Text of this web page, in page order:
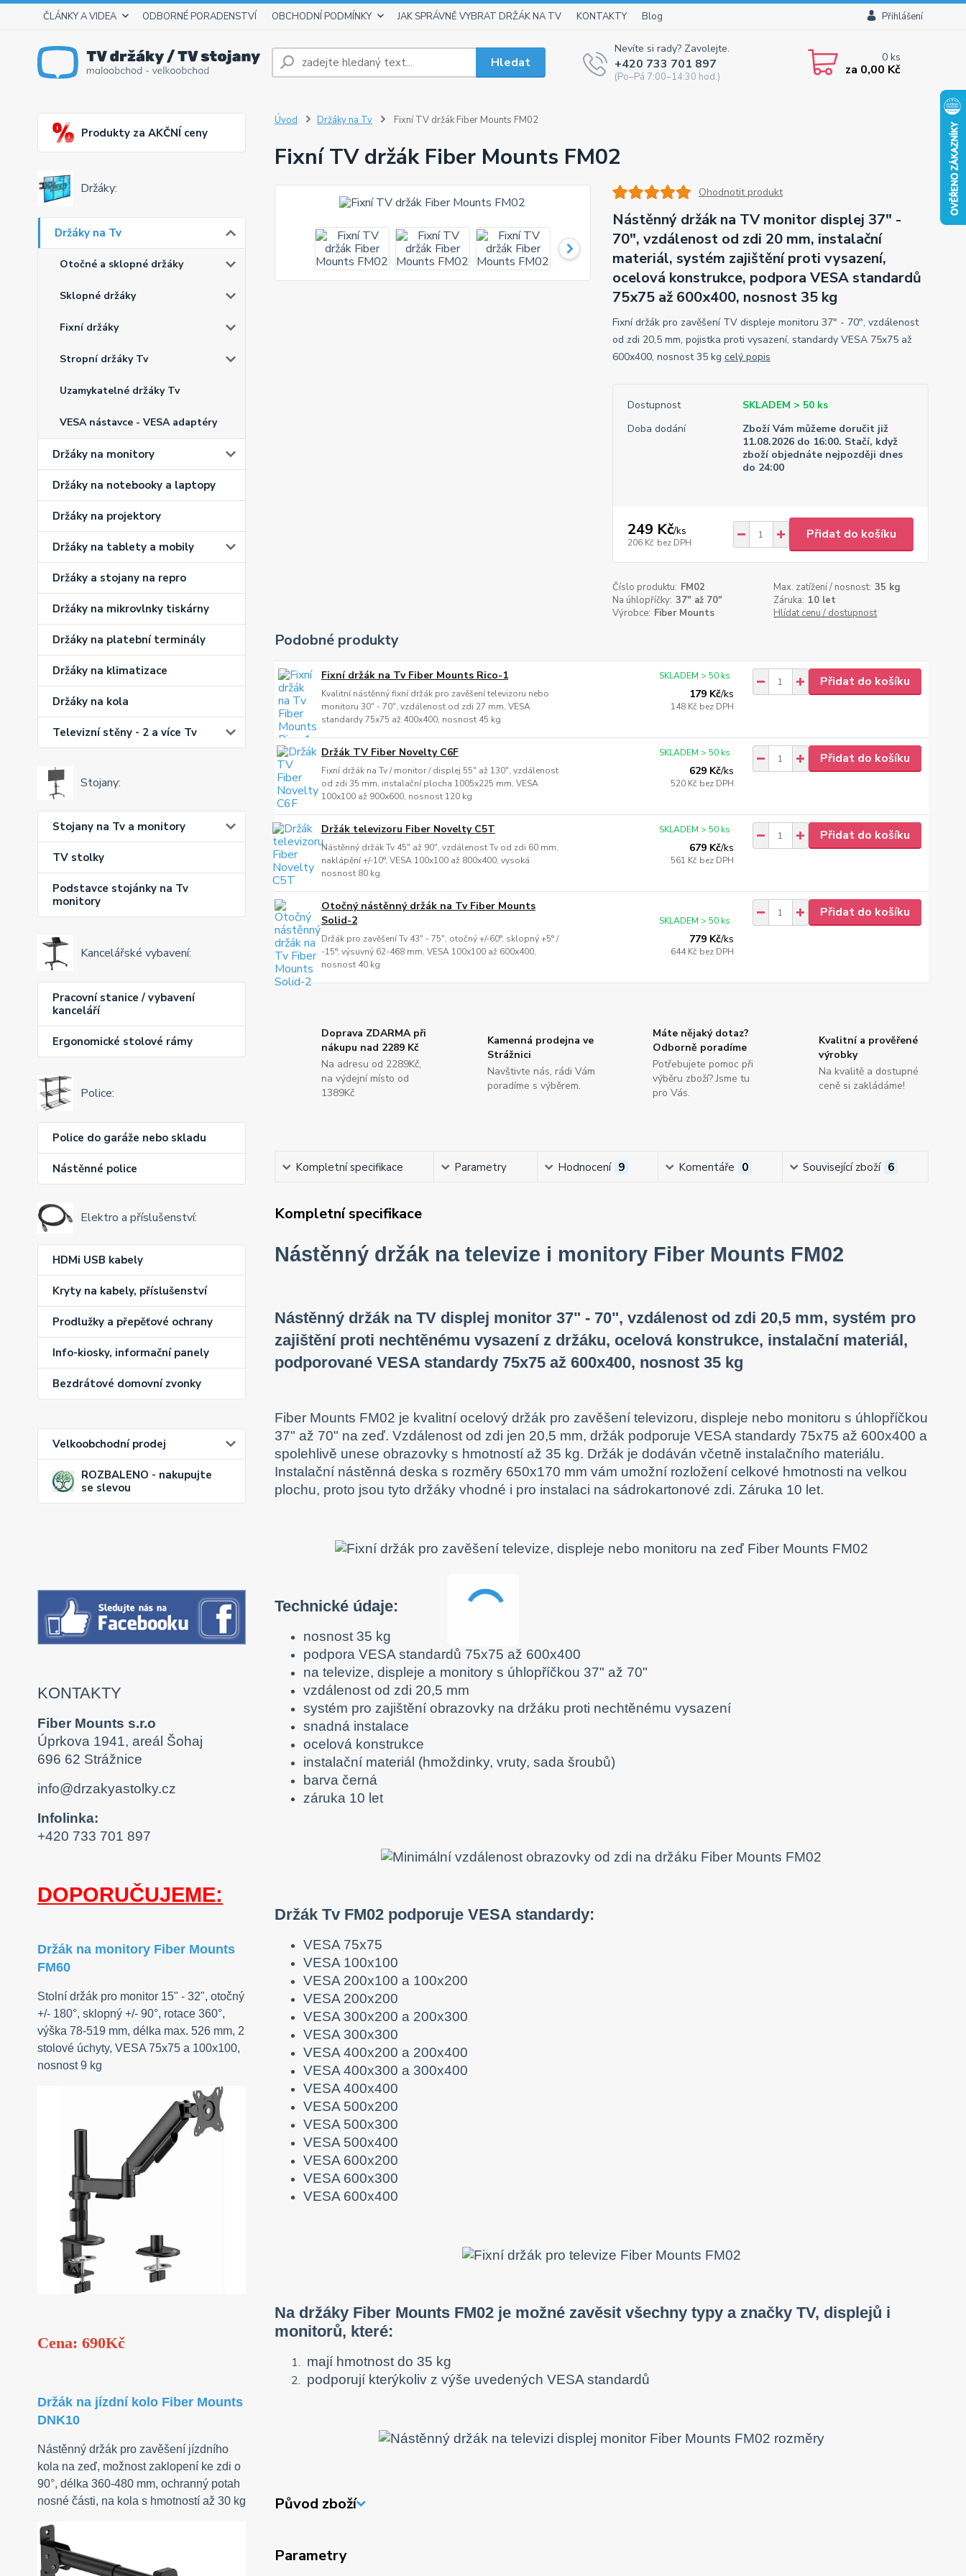
ČLÁNKY A VIDEA ODBORNÉ PORADENSTVÍ OBCHODNÍ PODMÍNKY JAK SPRÁVNĚ VYBRAT DRŽÁK NA TV KONTAKTY Blog Přihlášení
Hledat
Nevíte si rady? Zavolejte.
+420 733 701 897
(Po–Pá 7:00–14:30 hod.)
0ks
za 0,00 Kč
Produkty za AKČNÍ ceny
Držáky:
Držáky na Tv
Otočné a sklopné držáky
Sklopné držáky
Fixní držáky
Stropní držáky Tv
Uzamykatelné držáky Tv
VESA nástavce - VESA adaptéry
Držáky na monitory
Držáky na notebooky a laptopy
Držáky na projektory
Držáky na tablety a mobily
Držáky a stojany na repro
Držáky na mikrovlnky tiskárny
Držáky na platební terminály
Držáky na klimatizace
Držáky na kola
Televizní stěny - 2 a více Tv
Stojany:
Stojany na Tv a monitory
TV stolky
Podstavce stojánky na Tv
monitory
Kancelářské vybavení:
Pracovní stanice / vybavení
kanceláří
Ergonomické stolové rámy
Police:
Police do garáže nebo skladu
Nástěnné police
Elektro a příslušenství:
HDMi USB kabely
Kryty na kabely, příslušenství
Prodlužky a přepěťové ochrany
Info-kiosky, informační panely
Bezdrátové domovní zvonky
Velkoobchodní prodej
ROZBALENO - nakupujte
se slevou
KONTAKTY
Fiber Mounts s.r.o
Úprkova 1941, areál Šohaj
696 62 Strážnice
info@drzakyastolky.cz
Infolinka:
+420 733 701 897
DOPORUČUJEME:
Držák na monitory Fiber Mounts
FM60
Stolní držák pro monitor 15" - 32", otočný
+/- 180°, sklopný +/- 90°, rotace 360°,
výška 78-519 mm, délka max. 526 mm, 2
stolové úchyty, VESA 75x75 a 100x100,
nosnost 9 kg
Cena: 690Kč
Držák na jízdní kolo Fiber Mounts
DNK10
Nástěnný držák pro zavěšení jízdního
kola na zeď, možnost zaklopení ke zdi o
90°, délka 360-480 mm, ochranný potah
nosné části, na kola s hmotností až 30 kg
Úvod Držáky na Tv Fixní TV držák Fiber Mounts FM02
Fixní TV držák Fiber Mounts FM02
Ohodnotit produkt
Nástěnný držák na TV monitor displej 37" -
70", vzdálenost od zdi 20 mm, instalační
materiál, systém zajištění proti vysazení,
ocelová konstrukce, podpora VESA standardů
75x75 až 600x400, nosnost 35 kg
Fixní držák pro zavěšení TV displeje monitoru 37" - 70", vzdálenost
od zdi 20,5 mm, pojistka proti vysazení, standardy VESA 75x75 až
600x400, nosnost 35 kg celý popis
Dostupnost
SKLADEM > 50 ks
Doba dodání
Zboží Vám můžeme doručit již
11.08.2026 do 16:00. Stačí, když
zboží objednáte nejpozději dnes
do 24:00
249 Kč/ks
206 Kč bez DPH
Přidat do košíku
Číslo produktu: FM02 Max. zatížení / nosnost: 35 kg
Na úhlopříčky: 37" až 70" Záruka: 10 let
Výrobce: Fiber Mounts Hlídat cenu / dostupnost
Podobné produkty
Fixní držák na Tv Fiber Mounts Rico-1
Kvalitní nástěnný fixní držák pro zavěšení televizoru nebo
monitoru 30" - 70", vzdálenost od zdi 27 mm, VESA
standardy 75x75 až 400x400, nosnost 45 kg
179 Kč/ks
148 Kč bez DPH
SKLADEM > 50 ks Přidat do košíku
Držák TV Fiber Novelty C6F
Fixní držák na Tv / monitor / displej 55" až 130", vzdálenost
od zdi 35 mm, instalační plocha 1005x225 mm, VESA
100x100 až 900x600, nosnost 120 kg
629 Kč/ks
520 Kč bez DPH
SKLADEM > 50 ks Přidat do košíku
Držák televizoru Fiber Novelty C5T
Nástěnný držák Tv 45" až 90", vzdálenost Tv od zdi 60 mm,
naklápění +/-10°, VESA 100x100 až 800x400, vysoká
nosnost 80 kg.
679 Kč/ks
561 Kč bez DPH
SKLADEM > 50 ks Přidat do košíku
Otočný nástěnný držák na Tv Fiber Mounts
Solid-2
Držák pro zavěšení Tv 43" - 75", otočný +/-60°, sklopný +5° /
-15°, výsuvný 62-468 mm, VESA 100x100 až 600x400,
nosnost 40 kg
779 Kč/ks
644 Kč bez DPH
SKLADEM > 50 ks
Přidat do košíku
Doprava ZDARMA při
nákupu nad 2289 Kč
Na adresu od 2289Kč,
na výdejní místo od
1389Kč
Kamenná prodejna ve
Strážnici
Navštivte nás, rádi Vám
poradíme s výběrem.
Máte nějaký dotaz?
Odborně poradíme
Potřebujete pomoc při
výběru zboží? Jsme tu
pro Vás.
Kvalitní a prověřené
výrobky
Na kvalitě a dostupné
ceně si zakládáme!
Kompletní specifikace Parametry Hodnocení 9 Komentáře 0 Související zboží 6
Kompletní specifikace
Nástěnný držák na televize i monitory Fiber Mounts FM02
Nástěnný držák na TV displej monitor 37" - 70", vzdálenost od zdi 20,5 mm, systém pro
zajištění proti nechtěnému vysazení z držáku, ocelová konstrukce, instalační materiál,
podporované VESA standardy 75x75 až 600x400, nosnost 35 kg
Fiber Mounts FM02 je kvalitní ocelový držák pro zavěšení televizoru, displeje nebo monitoru s úhlopříčkou
37" až 70" na zeď. Vzdálenost od zdi jen 20,5 mm, držák podporuje VESA standardy 75x75 až 600x400 a
spolehlivě unese obrazovky s hmotností až 35 kg. Držák je dodáván včetně instalačního materiálu.
Instalační nástěnná deska s rozměry 650x170 mm vám umožní rozložení celkové hmotnosti na velkou
plochu, proto jsou tyto držáky vhodné i pro instalaci na sádrokartonové zdi. Záruka 10 let.
Technické údaje:
nosnost 35 kg
podpora VESA standardů 75x75 až 600x400
na televize, displeje a monitory s úhlopříčkou 37" až 70"
vzdálenost od zdi 20,5 mm
systém pro zajištění obrazovky na držáku proti nechtěnému vysazení
snadná instalace
ocelová konstrukce
instalační materiál (hmoždinky, vruty, sada šroubů)
barva černá
záruka 10 let
Držák Tv FM02 podporuje VESA standardy:
VESA 75x75
VESA 100x100
VESA 200x100 a 100x200
VESA 200x200
VESA 300x200 a 200x300
VESA 300x300
VESA 400x200 a 200x400
VESA 400x300 a 300x400
VESA 400x400
VESA 500x200
VESA 500x300
VESA 500x400
VESA 600x200
VESA 600x300
VESA 600x400
Na držáky Fiber Mounts FM02 je možné zavěsit všechny typy a značky TV, displejů i
monitorů, které:
mají hmotnost do 35 kg
podporují kterýkoliv z výše uvedených VESA standardů
Původ zboží
Parametry